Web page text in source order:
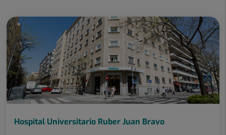
Hospital Universitario Ruber Juan Bravo